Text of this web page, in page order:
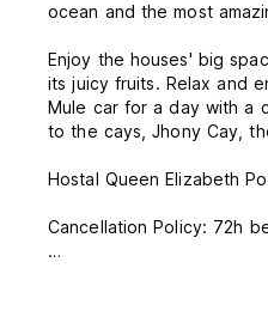
ocean and the most
Enjoy the houses' big
its juicy fruits. Relax and
Mule car for a day with a
to the cays, Jhony Cay,
Hostal Queen Elizabeth
Cancellation Policy: 72h